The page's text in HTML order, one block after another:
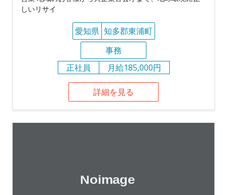
しいリサイ
愛知県 知多郡東浦町
事務
正社員
月給185,000円
詳細を見る